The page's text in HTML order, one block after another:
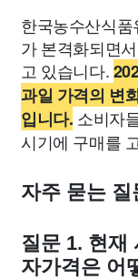
한국농수산식
가 본격화되면
고 있습니다.
과일 가격의 변
입니다. 소비자
시기에 구매를
자주 묻는 질
질문 1. 현재
자가격은 어